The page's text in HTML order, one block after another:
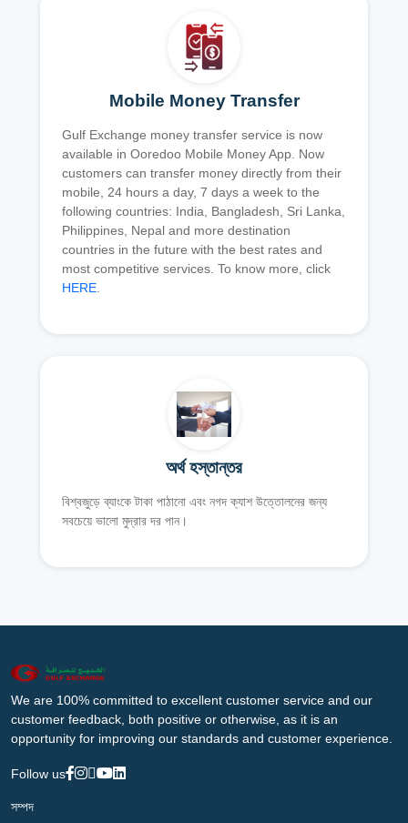
Mobile Money Transfer
Gulf Exchange money transfer service is now
available in Ooredoo Mobile Money App. Now
customers can transfer money directly from their
mobile, 24 hours a day, 7 days a week to the
following countries: India, Bangladesh, Sri Lanka,
Philippines, Nepal and more destination
countries in the future with the best rates and
most competitive services. To know more, click
HERE.
অর্থ হস্তান্তর
বিশ্বজুড়ে ব্যাংকে টাকা পাঠানো এবং নগদ ক্যাশ উত্তোলনের জন্য
সবচেয়ে ভালো মুদ্রার দর পান।
We are 100% committed to excellent customer service and our
customer feedback, both positive or otherwise, as it is an
opportunity for improving our standards and customer experience.
Follow us
সম্পদ